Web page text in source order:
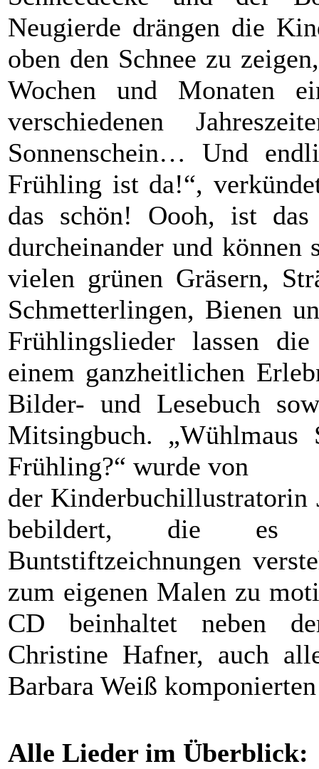
Neugierde drängen die
oben den Schnee zu
Wochen und Monaten
verschiedenen
Sonnenschein… Und
Frühling ist da!“,
das schön! Oooh, ist
durcheinander und können
vielen grünen Gräsern,
Schmetterlingen, Bienen
Frühlingslieder lassen
einem ganzheitlichen
Bilder- und Lesebuch
Mitsingbuch.
Frühling?“ wurde von
der Kinderbuchillustratorin
bebildert, die es
Buntstiftzeichnungen
zum eigenen Malen zu
CD beinhaltet neben
Christine Hafner, auch
Barbara Weiß
Alle Lieder im Überblick: